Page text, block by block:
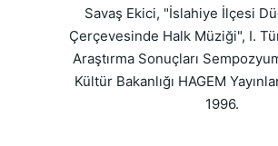
Savaş Ekici, "İslahiye İlçesi
Çerçevesinde Halk Müziği", I.
Araştırma Sonuçları
Kültür Bakanlığı HAGEM
1996.